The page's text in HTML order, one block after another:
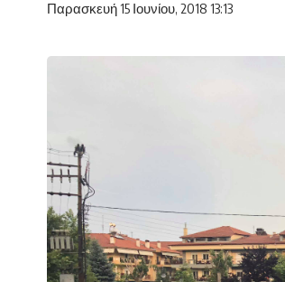
Παρασκευή 15 Ιουνίου, 2018 13:13